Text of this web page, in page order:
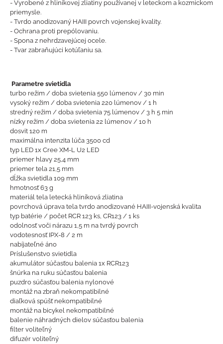
- Vyrobené z hliníkovej zliatiny používanej v leteckom a kozmickom
priemysle.
- Tvrdo anodizovaný HAIII povrch vojenskej kvality.
- Ochrana proti prepólovaniu.
- Spona z nehrdzavejúcej ocele.
- Tvar zabraňujúci kotúľaniu sa.
Parametre svietidla
turbo režim / doba svietenia 550 lúmenov / 30 min
vysoký režim / doba svietenia 220 lúmenov / 1 h
stredný režim / doba svietenia 75 lúmenov / 3 h 5 min
nízky režim / doba svietenia 22 lúmenov / 10 h
dosvit 120 m
maximálna intenzita lúča 3500 cd
typ LED 1x Cree XM-L U2 LED
priemer hlavy 25,4 mm
priemer tela 21,5 mm
dĺžka svietidla 109 mm
hmotnosť 63 g
materiál tela letecká hliníková zliatina
povrchová úprava tela tvrdo anodizované HAIII-vojenská kvalita
typ batérie / počet RCR 123 ks, CR123 / 1 ks
odolnosť voči nárazu 1,5 m na tvrdý povrch
vodotesnosť IPX-8 / 2 m
nabíjateľné áno
Príslušenstvo svietidla
akumulátor súčasťou balenia 1x RCR123
šnúrka na ruku súčasťou balenia
puzdro súčasťou balenia nylonové
montáž na zbraň nekompatibilné
diaľková spúšť nekompatibilné
montáž na bicykel nekompatibilné
balenie náhradných dielov súčasťou balenia
filter voliteľný
difuzér voliteľný